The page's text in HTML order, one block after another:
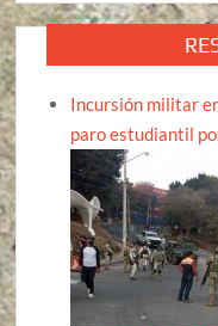
Incursión militar
paro estudiantil